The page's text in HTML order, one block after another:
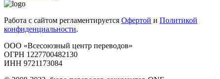
Работа с сайтом регламентируется Офертой и Политикой
конфиденциальности.
ООО «Всесоюзный центр переводов»
ОГРН 1227700482130
ИНН 9721173084